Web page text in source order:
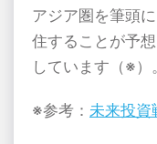
アジア圏を筆頭
住することが予
しています（※）。
※参考： 未来投資